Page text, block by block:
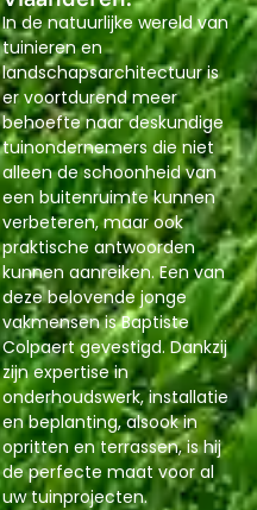
In de natuurlijke wereld van
tuinieren en
landschapsarchitectuur is
er voortdurend meer
behoefte naar deskundige
tuinondernemers die niet
alleen de schoonheid van
een buitenruimte kunnen
verbeteren, maar ook
praktische antwoorden
kunnen aanreiken. Een van
deze belovende jonge
vakmensen is Baptiste
Colpaert gevestigd. Dankzij
zijn expertise in
onderhoudswerk, installatie
en beplanting, alsook in
opritten en terrassen, is hij
de perfecte maat voor al
uw tuinprojecten.